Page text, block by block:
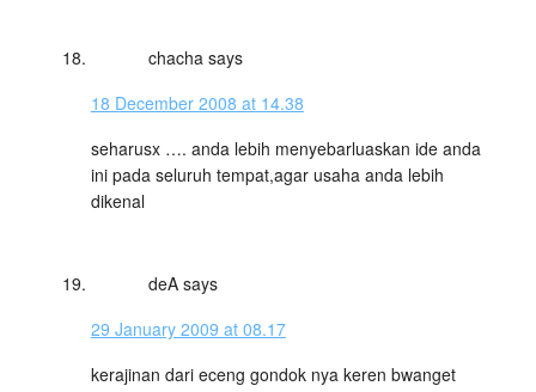
chacha says
18 December 2008 at 14.38
seharusx …. anda lebih menyebarluaskan ide anda
ini pada seluruh tempat,agar usaha anda lebih
dikenal
deA says
29 January 2009 at 08.17
kerajinan dari eceng gondok nya keren bwanget